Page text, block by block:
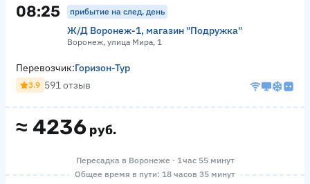
08:25 прибытие на след. день
Ж/Д Воронеж-1, магазин "Подружка"
Воронеж, улица Мира, 1
≈ 4236 руб.
Перевозчик:Горизон-Тур
3.9 591 отзыв
Пересадка в Воронеже · 1 час 55 минут
Общее время в пути: 18 часов 35 минут